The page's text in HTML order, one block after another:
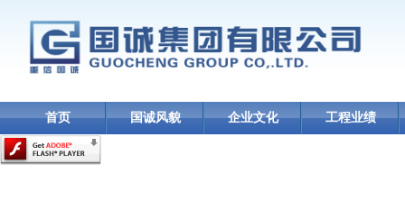
首页 国诚风貌 企业文化 工程业绩